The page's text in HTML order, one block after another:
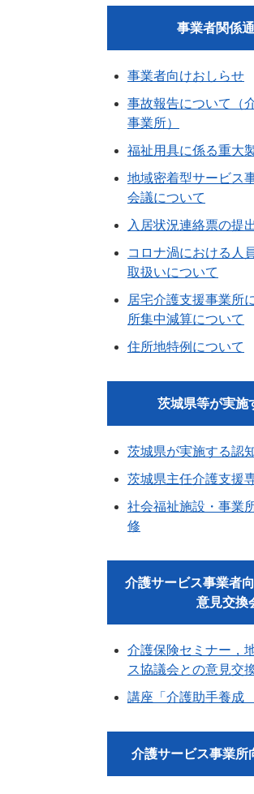
事業者関係
事業者向けおしらせ
事故報告について（
事業所）
福祉用具に係る重大
地域密着型サービス
会議について
入居状況連絡票の提
コロナ渦における人
取扱いについて
居宅介護支援事業所
所集中減算について
住所地特例について
茨城県等が実施
茨城県が実施する認
茨城県主任介護支援
社会福祉施設・事業
修
介護サービス事業者
意見交換
介護保険セミナー，
ス協議会との意見交
講座「介護助手養成
介護サービス事業所